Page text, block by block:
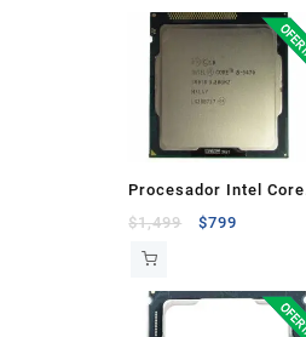
Procesador Intel Core
I5-3470 3.20Ghz 1155
Ddr4 4 Núcleos
$1,499 $799